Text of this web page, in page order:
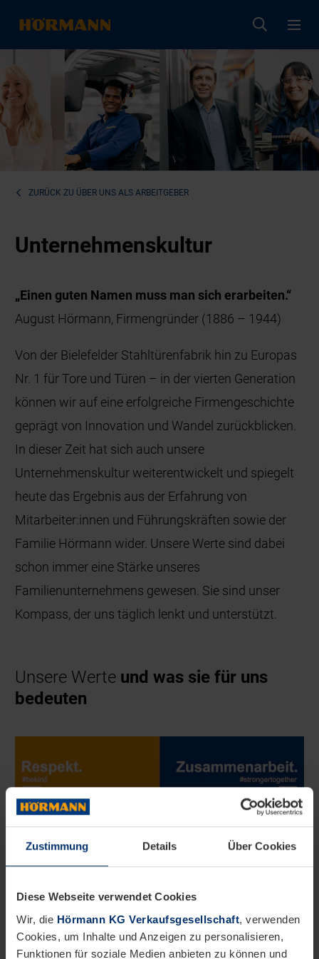
Zustimmung Details Über Cookies
Diese Webseite verwendet Cookies
Wir, die Hörmann KG Verkaufsgesellschaft, verwenden
Cookies, um Inhalte und Anzeigen zu personalisieren,
Funktionen für soziale Medien anbieten zu können und
ZURÜCK ZU ÜBER UNS ALS ARBEITGEBER
Unternehmenskultur
„Einen guten Namen muss man sich erarbeiten.“
August Hörmann, Firmengründer (1886 – 1944)
Von der Bielefelder Stahltürenfabrik hin zu Europas
Nr. 1 für Tore und Türen – in der vierten Generation
können wir auf eine erfolgreiche Firmengeschichte
geprägt von Innovation und Wandel zurückblicken.
In dieser Zeit hat sich auch unsere
Unternehmenskultur weiterentwickelt und spiegelt
heute das Ergebnis aus der Erfahrung von
Mitarbeiter:innen und Führungskräften sowie der
Familie Hörmann wider. Unsere Werte sind dabei
schon immer eine Stärke unseres
Familienunternehmens gewesen. Sie sind unser
Kompass, der uns täglich lenkt und unterstützt.
Unsere Werte und was sie für uns
bedeuten